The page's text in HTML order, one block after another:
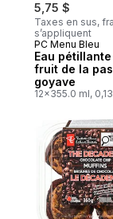
5,75 $
Taxes en sus,
s’appliquent
Coup de cœur
PC Menu Bleu
Eau
fruit de la
goyave
12x355.0 ml,